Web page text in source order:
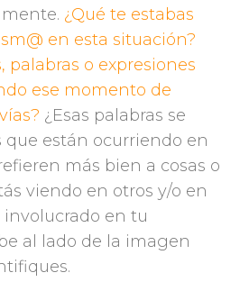
¿Qué te estabas
en esta situación?
palabras o expresiones
ese momento de
¿Esas palabras se
que están ocurriendo en
más bien a cosas o
viendo en otros y/o en
involucrado en tu
al lado de la imagen